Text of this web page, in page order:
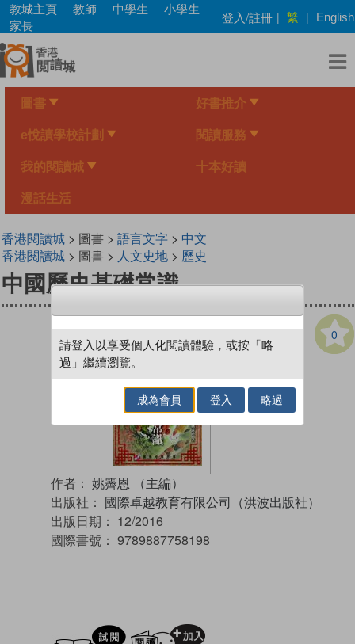
Skip
main
content
教城主頁 教師 中學生
小學生
家長
登入/註冊 | 繁 | English
圖書 好書推介
e悅讀學校計劃 閱讀服務
我的閱讀城 十本好讀
漫話生活
香港閱讀城> 圖書 > 語言文字> 中文
香港閱讀城> 圖書 > 人文史地> 歷史
中國歷史基礎常識
0
作者： 姚霽恩 （主編）
出版社： 國際卓越教育有限公司（洪波出版社）
出版日期： 12/2016
國際書號： 9789887758198
試閲
請登入以享受個人化閱讀體驗，或按「略
過」繼續瀏覽。
成為會員 登入 略過